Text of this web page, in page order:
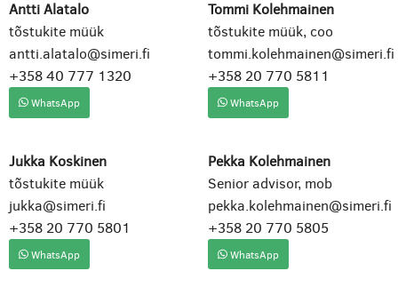
Antti Alatalo
tõstukite müük
antti.alatalo@simeri.fi
+358 40 777 1320
WhatsApp
Tommi Kolehmainen
tõstukite müük, coo
tommi.kolehmainen@simeri.fi
+358 20 770 5811
WhatsApp
Jukka Koskinen
tõstukite müük
jukka@simeri.fi
+358 20 770 5801
WhatsApp
Pekka Kolehmainen
Senior advisor, mob
pekka.kolehmainen@simeri.fi
+358 20 770 5805
WhatsApp